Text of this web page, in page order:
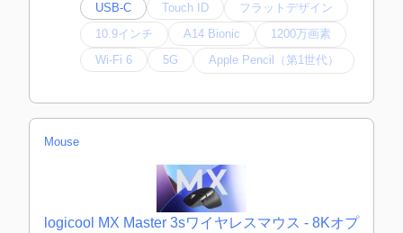
USB-C Touch ID
フラットデザイン
10.9インチ
A14 Bionic
1200万画素
Wi-Fi 6
5G Apple Pencil（第1世代）
Mouse
logicool MX Master 3sワイヤレスマウス - 8Kオプ